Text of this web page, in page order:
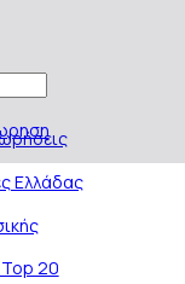
Ελλάδας
Top 20